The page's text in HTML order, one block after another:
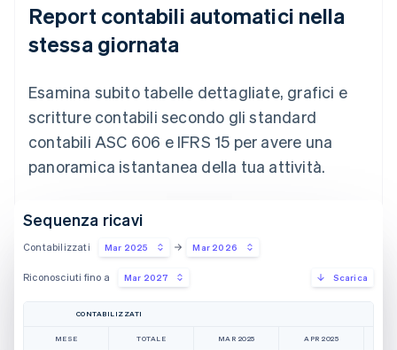
Report contabili automatici nella
stessa giornata
Esamina subito tabelle dettagliate, grafici e
scritture contabili secondo gli standard
contabili ASC 606 e IFRS 15 per avere una
panoramica istantanea della tua attività.
Sequenza ricavi
Contabilizzati Mar 2025 Mar 2026
Riconosciuti fino a Mar 2027 Scarica
CONTABILIZZATI
MESE TOTALE MAR 2025 APR 2025